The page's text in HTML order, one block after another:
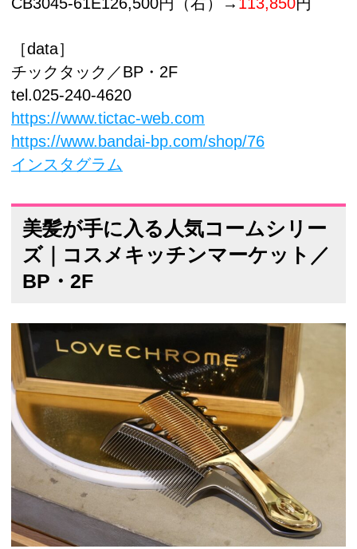
［data］
チックタック／BP・2F
tel.025-240-4620
https://www.tictac-web.com
https://www.bandai-bp.com/shop/76
インスタグラム
美髪が手に入る人気コームシリー
ズ｜コスメキッチンマーケット／
BP・2F